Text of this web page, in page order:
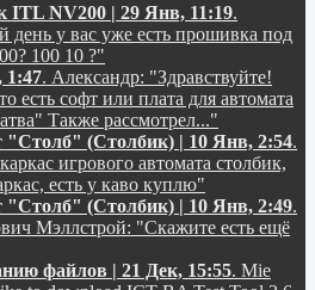
ITL NV200 | 29 Янв, 11:19.
день у вас уже есть прошивка под
100 10 ?"
1:47. Александр: "Здравствуйте!
есть софт или плата для автомата
Также рассмотрел..."
"Столб" (Столбик) | 10 Янв, 2:54.
игрового автомата столбик,
есть у каво куплю"
"Столб" (Столбик) | 10 Янв, 2:49.
Мэллстрой: "Скажите есть ещё
файлов | 21 Дек, 15:55. Mie